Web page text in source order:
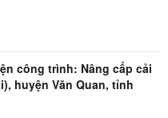
công trình: Nâng cấp cải
huyện Văn Quan, tỉnh